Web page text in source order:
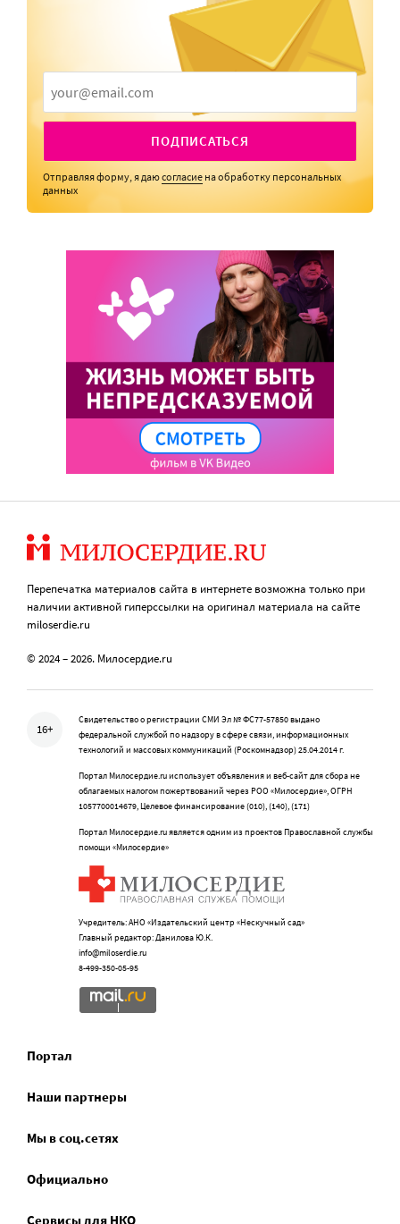
ПОДПИСАТЬСЯ
Отправляя форму, я даюсогласие на обработку персональных
данных
Перепечатка материалов сайта в интернете возможна только при
наличии активной гиперссылки на оригинал материала на сайте
miloserdie.ru
© 2024 – 2026. Милосердие.ru
16+
Свидетельство о регистрации СМИ Эл № ФС77-57850 выдано
федеральной службой по надзору в сфере связи, информационных
технологий и массовых коммуникаций (Роскомнадзор) 25.04.2014 г.
Портал Милосердие.ru использует объявления и веб-сайт для сбора не
облагаемых налогом пожертвований через РОО «Милосердие», ОГРН
1057700014679, Целевое финансирование (010), (140), (171)
Портал Милосердие.ru является одним из проектов Православной службы
помощи «Милосердие»
Учредитель: АНО «Издательский центр «Нескучный сад»
Главный редактор: Данилова Ю.К.
info@miloserdie.ru
8-499-350-05-95
Портал
Наши партнеры
Мы в соц.сетях
Официально
Сервисы для НКО